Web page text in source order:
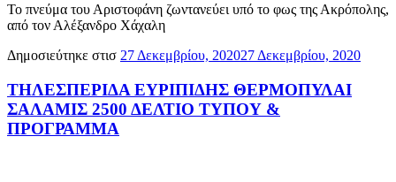
Το πνεύμα του Αριστοφάνη ζωντανεύει υπό το φως της Ακρόπολης,
από τον Αλέξανδρο Χάχαλη
Δημοσιεύτηκε στισ 27 Δεκεμβρίου, 202027 Δεκεμβρίου, 2020
ΤΗΛΕΣΠΕΡΙΔΑ ΕΥΡΙΠΙΔΗΣ ΘΕΡΜΟΠΥΛΑΙ
ΣΑΛΑΜΙΣ 2500 ΔΕΛΤΙΟ ΤΥΠΟΥ &
ΠΡΟΓΡΑΜΜΑ